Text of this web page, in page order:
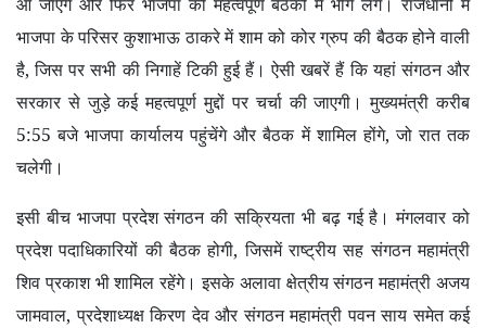
भाजपा के परिसर कुशाभाऊ ठाकरे में शाम को कोर ग्रुप की बैठक होने वाली
है,जिस पर सभी की निगाहें टिकी हुई हैं। ऐसी खबरें हैं कि यहां संगठन और
सरकार से जुड़े कई महत्वपूर्ण मुद्दों पर चर्चा की जाएगी। मुख्यमंत्री करीब
5:55 बजे भाजपा कार्यालय पहुंचेंगे और बैठक में शामिल होंगे,जो रात तक
चलेगी।
इसी बीच भाजपा प्रदेश संगठन की सक्रियता भी बढ़ गई है। मंगलवार को
प्रदेश पदाधिकारियों की बैठक होगी,जिसमें राष्ट्रीय सह संगठन महामंत्री
शिव प्रकाश भी शामिल रहेंगे। इसके अलावा क्षेत्रीय संगठन महामंत्री अजय
जामवाल,प्रदेशाध्यक्ष किरण देव और संगठन महामंत्री पवन साय समेत कई